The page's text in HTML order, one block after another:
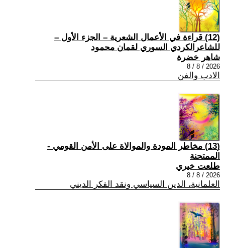
(12) قراءة في الأعمال الشعرية – الجزء الأول –
للشاعرالكردي السوري لقمان محمود
شاهر خضرة
2026 / 8 / 8
الادب والفن
(13) مخاطر المودة والموالاة على الأمن القومي -
الممتحنة
طلعت خيري
2026 / 8 / 8
العلمانية، الدين السياسي ونقد الفكر الديني